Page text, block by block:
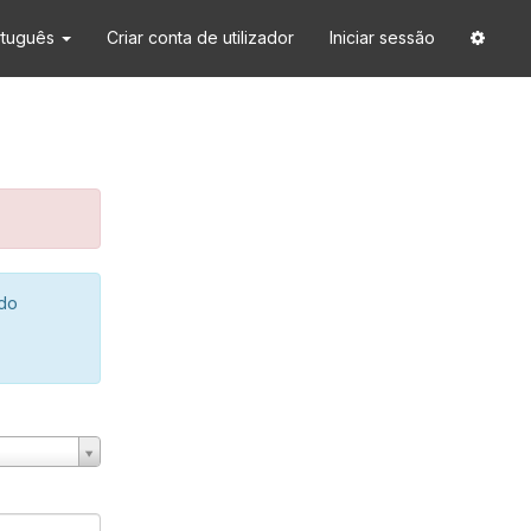
Criar conta de utilizador Iniciar sessão